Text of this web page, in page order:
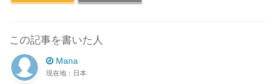
この記事を書いた人
Mana
現在地：日本